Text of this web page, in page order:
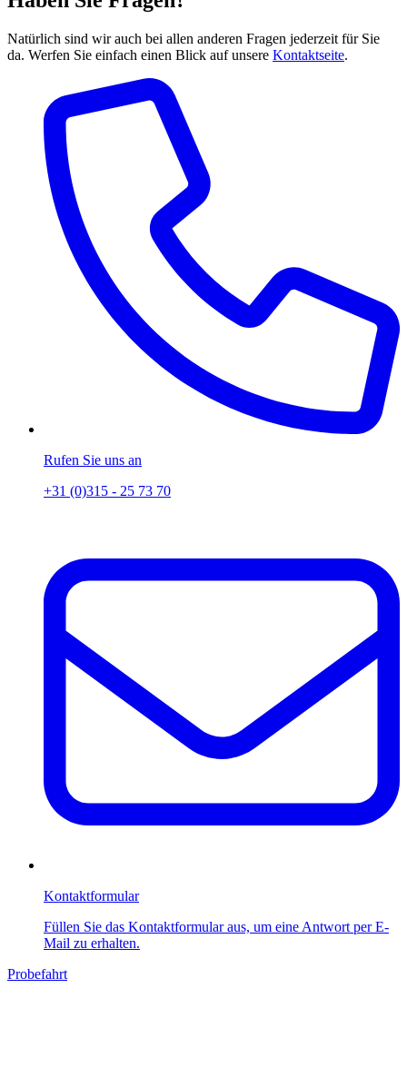
Natürlich sind wir auch bei allen anderen Fragen jederzeit für Sie
da. Werfen Sie einfach einen Blick auf unsere Kontaktseite.
Rufen Sie uns an
+31 (0)315 - 25 73 70
Kontaktformular
Füllen Sie das Kontaktformular aus, um eine Antwort per E-
Mail zu erhalten.
Probefahrt